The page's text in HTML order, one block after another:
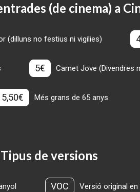
(de cinema) a
(dilluns no festius ni vigilies)
5€ Carnet Jove (Divendres
5,50€ Més grans de 65 anys
Tipus de versions
VOC Versió original en